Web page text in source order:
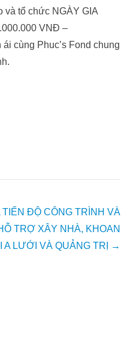
và tổ chức NGÀY GIA
VNĐ –
cùng Phuc’s Fond chung
TIẾN ĐỘ CÔNG TRÌNH VÀ
TRỢ XÂY NHÀ, KHOAN
A LƯỚI VÀ QUẢNG TRỊ
→